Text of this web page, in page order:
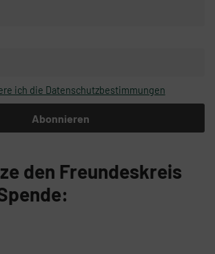
ich die Datenschutzbestimmungen
den Freundeskreis